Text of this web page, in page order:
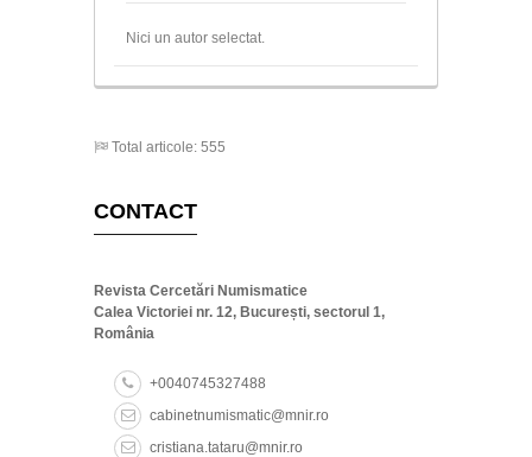
Nici un autor selectat.
Total articole: 555
CONTACT
Revista Cercetări Numismatice
Calea Victoriei nr. 12, București, sectorul 1,
România
+0040745327488
cabinetnumismatic@mnir.ro
cristiana.tataru@mnir.ro